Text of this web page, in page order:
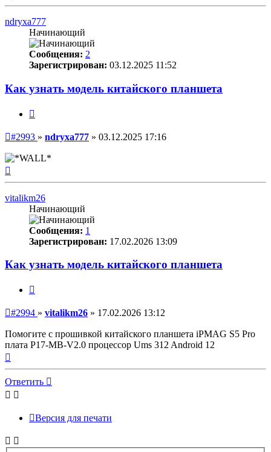
ndryxa777
Начинающий
Сообщения: 2
Зарегистрирован: 03.12.2025 11:52
Как узнать модель китайского планшета
Непрочитанное
#2993 » ndryxa777 » 03.12.2025 17:16
vitalikm26
Начинающий
Сообщения: 1
Зарегистрирован: 17.02.2026 13:09
Как узнать модель китайского планшета
Непрочитанное
#2994 » vitalikm26 » 17.02.2026 13:12
Помогите с прошивкой китайского планшета iPMAG S5 Pro
плата P17-MB-V2.0 процессор Ums 312 Android 12
началу
Ответить
Версия для печати